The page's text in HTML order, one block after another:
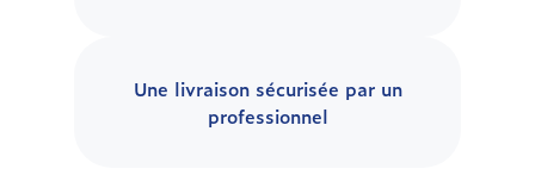
Une livraison sécurisée par un
professionnel